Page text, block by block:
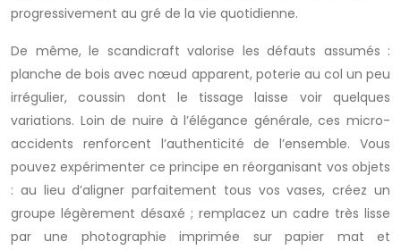
progressivement au gré de la vie quotidienne.
De même, le scandicraft valorise les défauts assumés :
planche de bois avec nœud apparent, poterie au col un peu
irrégulier, coussin dont le tissage laisse voir quelques
variations. Loin de nuire à l’élégance générale, ces micro-
accidents renforcent l’authenticité de l’ensemble. Vous
pouvez expérimenter ce principe en réorganisant vos objets
: au lieu d’aligner parfaitement tous vos vases, créez un
groupe légèrement désaxé ; remplacez un cadre très lisse
par une photographie imprimée sur papier mat et